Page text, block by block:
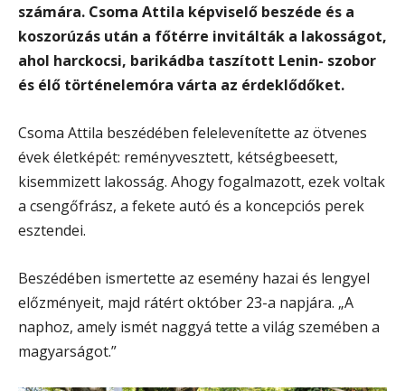
számára. Csoma Attila képviselő beszéde és a
koszorúzás után a főtérre invitálták a lakosságot,
ahol harckocsi, barikádba taszított Lenin- szobor
és élő történelemóra várta az érdeklődőket.
Csoma Attila beszédében felelevenítette az ötvenes
évek életképét: reményvesztett, kétségbeesett,
kisemmizett lakosság. Ahogy fogalmazott, ezek voltak
a csengőfrász, a fekete autó és a koncepciós perek
esztendei.
Beszédében ismertette az esemény hazai és lengyel
előzményeit, majd rátért október 23-a napjára. „A
naphoz, amely ismét naggyá tette a világ szemében a
magyarságot.”